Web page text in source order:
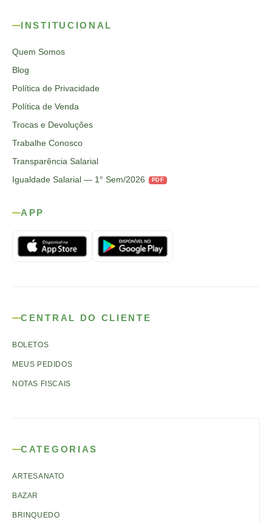
INSTITUCIONAL
Quem Somos
Blog
Política de Privacidade
Política de Venda
Trocas e Devoluções
Trabalhe Conosco
Transparência Salarial
Igualdade Salarial — 1° Sem/2026
PDF
APP
CENTRAL DO CLIENTE
BOLETOS
MEUS PEDIDOS
NOTAS FISCAIS
CATEGORIAS
ARTESANATO
BAZAR
BRINQUEDO